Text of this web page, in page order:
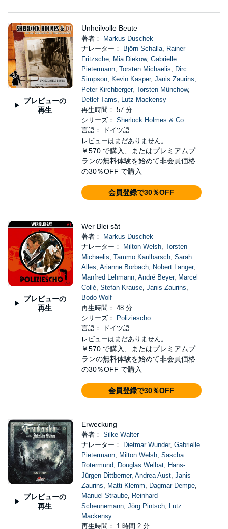
プレビューの
再生
Unheilvolle Beute
著者：
Markus Duschek
ナレーター：
Björn Schalla, Rainer
Fritzsche, Mia Diekow, Gabrielle
Pietermann, Torsten Michaelis, Dirc
Simpson, Kevin Kasper, Janis Zaurins,
Peter Kirchberger, Torsten Münchow,
Detlef Tams, Lutz Mackensy
再生時間： 57 分
シリーズ： Sherlock Holmes & Co
言語： ドイツ語
レビューはまだありません。
￥570 で購入、またはプレミアムプ
ランの無料体験を始めて非会員価格
の30％OFF で購入
会員登録で30％OFF
プレビューの
再生
Wer Blei sät
著者：
Markus Duschek
ナレーター：
Milton Welsh, Torsten
Michaelis, Tammo Kaulbarsch, Sarah
Alles, Arianne Borbach, Nobert Langer,
Manfred Lehmann, André Beyer, Marcel
Collé, Stefan Krause, Janis Zaurins,
Bodo Wolf
再生時間： 48 分
シリーズ：
Poliziescho
言語： ドイツ語
レビューはまだありません。
￥570 で購入、またはプレミアムプ
ランの無料体験を始めて非会員価格
の30％OFF で購入
会員登録で30％OFF
プレビューの
再生
Erweckung
著者： Silke Walter
ナレーター：
Dietmar Wunder, Gabrielle
Pietermann, Milton Welsh, Sascha
Rotermund, Douglas Welbat, Hans-
Jürgen Dittberner, Andrea Aust, Janis
Zaurins, Matti Klemm, Dagmar Dempe,
Manuel Straube, Reinhard
Scheunemann, Jörg Pintsch, Lutz
Mackensy
再生時間： 1 時間 2 分